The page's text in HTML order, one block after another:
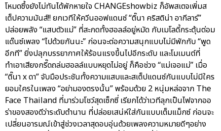
โหมดซึ้งยังไม่ทันได้พักหายใจ CHANGEshowbiz ก็อัพสเตจเพิ่มส
เต็ปความมันส์!! ยกเวทีให้ควีนออฟแดนซ์ “ติ๊นา คริสติน่า อากีลาร์”
ปล่อยพลัง “แสบตัวแม่” ที่สะกดทั้งฮอลล์อยู่หมัด กับเมโลดี้กระตุ้นต่อม
แด๊นซ์เพลง “ไปด้วยกันนะ” ก่อนจะต่อความสนุกแบบไม่มีพักกับ “พูด
อีกที” ยิ่งปลุกบรรยากาศให้ร้อนแรงขึ้นไปอีกระดับ และโมเมนต์ที่
ทำเอาเสียงกรี๊ดถล่มฮอลล์แบบหยุดไม่อยู่ ก็คือช่วง “แม่เจอแม่” เมื่อ
“ติ๊นา x ดา” จับมือประชันทั้งความแสบและสเต็ปแดนซ์กันแบบไม่มีใคร
ยอมใครในเพลง “อย่ามองตรงนั้น” พร้อมด้วย 2 หนุ่มหล่อจาก The
Face Thailand ที่มาร่วมโชว์สุดเซ็กซี่ เรียกได้ว่าเวทีลุกเป็นไฟจากออ
ร่าของสองดีว่าระดับตำนาน ที่ปล่อยเสน่ห์ใส่กันแบบเต็มแม็กซ์ ก่อนจะ
เปลี่ยนอารมณ์เข้าสู่ช่วงเวลาสุดอบอุ่นด้วยเพลงความหมายดีๆอย่าง